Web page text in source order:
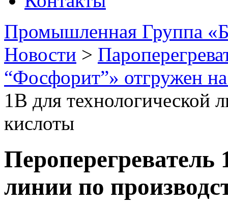
Промышленная Группа
Новости >
“Фосфорит”» отгружен
1В для технологической
кислоты
Пероперегреватель
линии по